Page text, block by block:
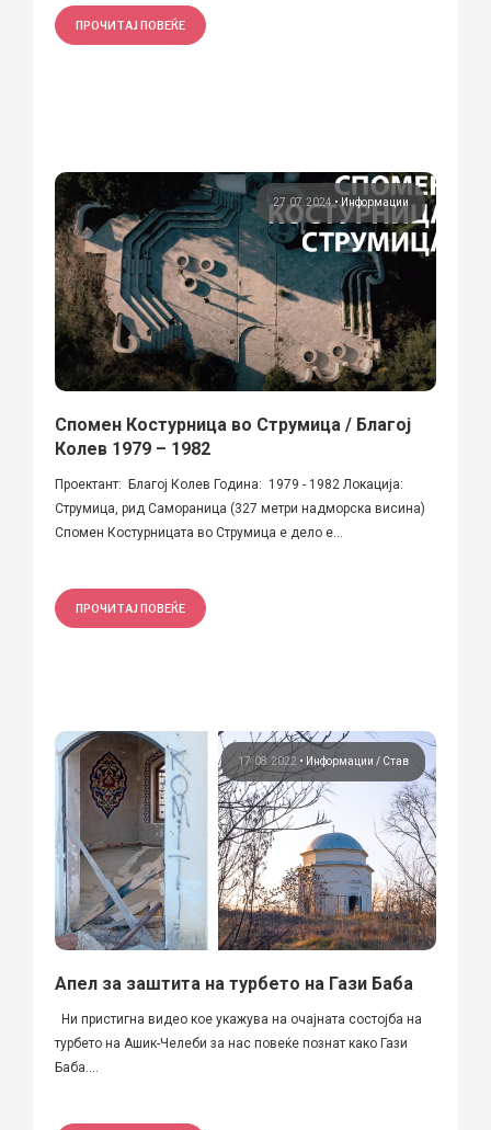
ПРОЧИТАЈ ПОВЕЌЕ
27.07.2024•Информации
Спомен Костурница во Струмица / Благој
Колев 1979 – 1982
Проектант: Благој Колев Година: 1979 - 1982 Локација:
Струмица, рид Самораница (327 метри надморска висина)
Спомен Костурницата во Струмица е дело е...
ПРОЧИТАЈ ПОВЕЌЕ
17.08.2022 • Информации Став
Aпел за заштита на турбето на Гази Баба
Ни пристигна видео кое укажува на очајната состојба на
турбето на Ашик-Челеби за нас повеќе познат како Гази
Баба....